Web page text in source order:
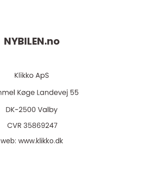
NYBILEN.no
web: www.klikko.dk